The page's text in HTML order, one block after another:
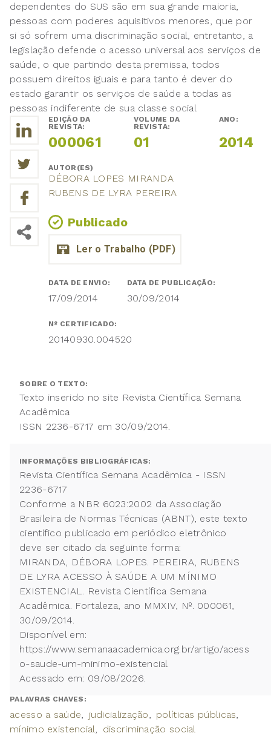
dependentes do SUS são em sua grande maioria,
pessoas com poderes aquisitivos menores, que por
si só sofrem uma discriminação social, entretanto, a
legislação defende o acesso universal aos serviços de
saúde, o que partindo desta premissa, todos
possuem direitos iguais e para tanto é dever do
estado garantir os serviços de saúde a todas as
pessoas indiferente de sua classe social
EDIÇÃO DA
REVISTA:
000061
VOLUME DA
REVISTA:
01
ANO:
2014
AUTOR(ES)
DÉBORA LOPES MIRANDA
RUBENS DE LYRA PEREIRA
Publicado
DATA DE ENVIO:
17/09/2014
DATA DE PUBLICAÇÃO:
30/09/2014
Nº CERTIFICADO:
20140930.004520
SOBRE O TEXTO:
Texto inserido no site Revista Científica Semana
Acadêmica
ISSN 2236-6717 em 30/09/2014.
INFORMAÇÕES BIBLIOGRÁFICAS:
Revista Científica Semana Acadêmica - ISSN
2236-6717
Conforme a NBR 6023:2002 da Associação
Brasileira de Normas Técnicas (ABNT), este texto
científico publicado em periódico eletrônico
deve ser citado da seguinte forma:
MIRANDA, DÉBORA LOPES. PEREIRA, RUBENS
DE LYRA ACESSO À SAÚDE A UM MÍNIMO
EXISTENCIAL. Revista Científica Semana
Acadêmica. Fortaleza, ano MMXIV, Nº. 000061,
30/09/2014.
Disponível em:
https://www.semanaacademica.org.br/artigo/acess
o-saude-um-minimo-existencial
Acessado em: 09/08/2026.
PALAVRAS CHAVES:
acesso a saúde judicialização
políticas públicas
mínimo existencial
discriminação social